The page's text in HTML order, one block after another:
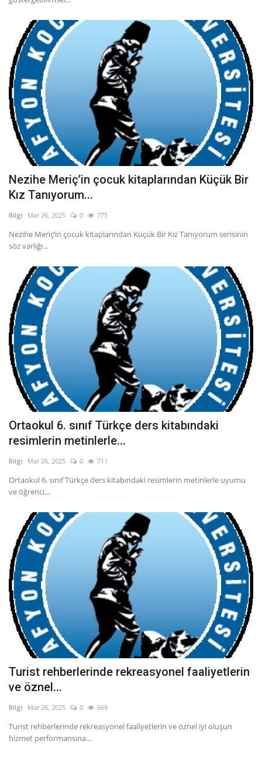
Nezihe Meriç’in çocuk kitaplarından Küçük Bir
Kız Tanıyorum...
Bilgi Mar 26, 2025 0 775
Nezihe Meriç’in çocuk kitaplarından Küçük Bir Kız Tanıyorum serisinin
söz varlığı...
Ortaokul 6. sınıf Türkçe ders kitabındaki
resimlerin metinlerle...
Bilgi Mar 26, 2025 0 711
Ortaokul 6. sınıf Türkçe ders kitabındaki resimlerin metinlerle uyumu
ve öğrenci...
Turist rehberlerinde rekreasyonel faaliyetlerin
ve öznel...
Bilgi Mar 26, 2025 0 669
Turist rehberlerinde rekreasyonel faaliyetlerin ve öznel iyi oluşun
hizmet performansına...